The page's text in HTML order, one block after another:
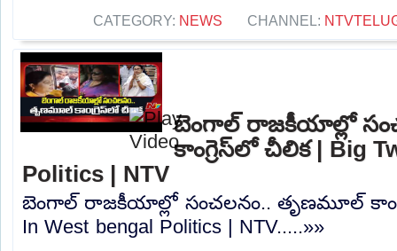
CATEGORY: NEWS CHANNEL:
బెంగాల్‌ రాజకీయాల్లో
కాంగ్రెస్‌లో చీలిక | Big
Politics | NTV
బెంగాల్‌ రాజకీయాల్లో సంచలనం.. తృణమూల్
In West bengal Politics | NTV.....»»